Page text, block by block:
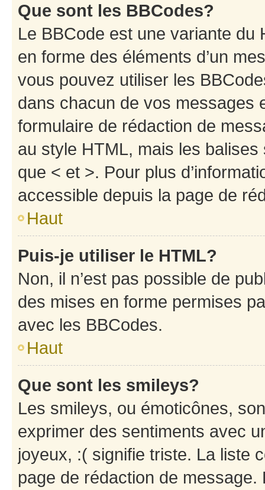
Que sont les BBCodes?
Le BBCode est une variante du
en forme des éléments d’un
vous pouvez utiliser les
dans chacun de vos messages
formulaire de rédaction de
au style HTML, mais les
que < et >. Pour plus
accessible depuis la page de
Haut
Puis-je utiliser le HTML?
Non, il n’est pas possible de
des mises en forme permises
avec les BBCodes.
Haut
Que sont les smileys?
Les smileys, ou émoticônes,
exprimer des sentiments avec
joyeux, :( signifie triste. La liste
page de rédaction de